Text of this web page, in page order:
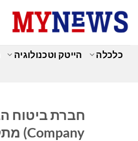
content
כלכלה הייטק וטכנולוגיה
Company) מתקשרת בהסכם לרכישתה על ידי Dream Finders Homes